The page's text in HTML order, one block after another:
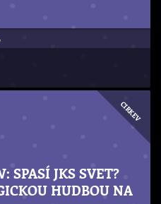
CIRKEV
SPASÍ JKS SVET?
HUDBOU NA